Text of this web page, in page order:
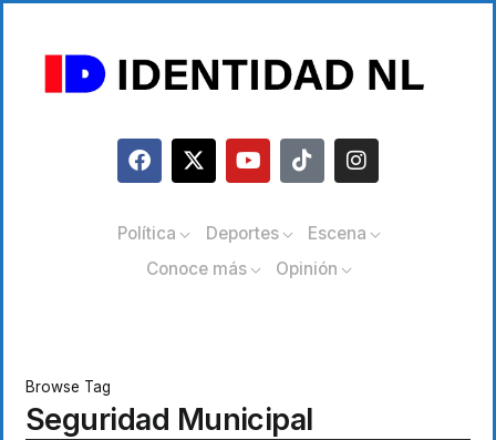
Política Deportes
Escena
Conoce más
Opinión
Browse Tag
Seguridad Municipal